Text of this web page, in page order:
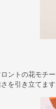
ロントの花モチ
を引き立てます